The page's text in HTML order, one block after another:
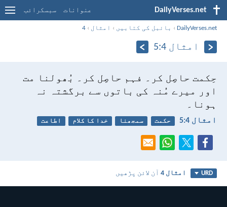
DailyVerses.net عنوانات سبسکرائب
DailyVerses.net
› بائبل کی کتابیں › امثال ›
4
امثال 4:‏5
حِکمت حاصِل کر۔ فہم حاصِل کر۔ بُھولنا مت
اور میرے مُنہ کی باتوں سے برگشتہ نہ
ہونا۔
امثال 4:‏5 حکمت سمجھنا خدا کا کلام اطاعت
URD امثال 4 آن لائن پڑھیں